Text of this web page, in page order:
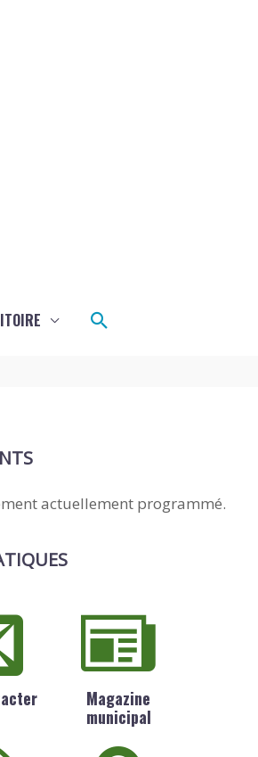
Rechercher
actuellement programmé.
Magazine
municipal